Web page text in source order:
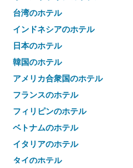
台湾のホテル
インドネシアのホテル
日本のホテル
韓国のホテル
アメリカ合衆国のホテル
フランスのホテル
フィリピンのホテル
ベトナムのホテル
イタリアのホテル
タイのホテル